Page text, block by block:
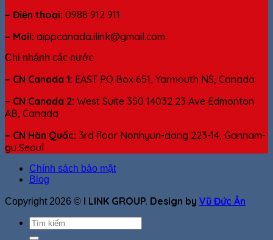
– Điện thoại: 0988 912 911
– Mail: aippcanada.ilink@gmail.com
Chi nhánh các nước
– CN Canada 1: EAST PO Box 651, Yarmouth NS, Canada
– CN Canada 2: West Suite 350 14032 23 Ave Edmonton
AB, Canada
– CN Hàn Quốc: 3rd floor Nonhyun-dong 223-14, Gannam-
gu Seoul
Chính sách bảo mật
Blog
Copyright 2026 © I LINK GROUP. Design by Vũ Đức Ân